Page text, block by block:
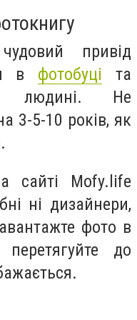
привід
в фотобуці та
людині. Не
3-5-10 років, як
сайті Mofy.life
ні дизайнери,
фото в
до